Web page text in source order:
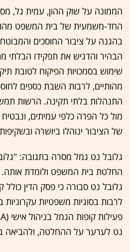
הממונה על שוק ההון, עמית גל,
החד-משמעית של בית המשפט
בהגנה על ציבור החוסכים
הבהיר והדגיש את תפקידו הבלתי
שימוש בסמכויות הפיקוח לטובת
מהותיים, לרבות השבת כספים
התנהלות בלתי תקינה. הרשות
מול כל הפרה כלפי עמיתים, ונבטיח
של הציבור ינוהלו ביושרה
גלובל נט גמל מסרה בתגובה:
החלטת בית המשפט ולומדת אותה.
גלובל נט סבורה כי פסק הדין כולל
לרבות בסוגיות משפטיות
נט לערער על ההחלטה, ולהביאה